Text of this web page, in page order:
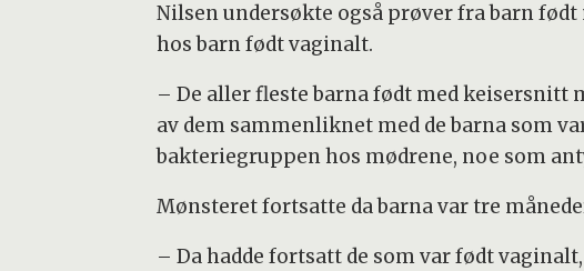
Nilsen undersøkte også prøver fra barn
hos barn født vaginalt.
– De aller fleste barna født med keisersnitt
av dem sammenliknet med de barna som
bakteriegruppen hos mødrene, noe som
Mønsteret fortsatte da barna var tre
– Da hadde fortsatt de som var født